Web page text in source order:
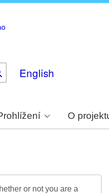
English
O
or not you are a